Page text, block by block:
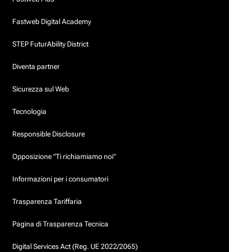
Fastweb Digital Academy
STEP FuturAbility District
Diventa partner
Sicurezza sul Web
Tecnologia
Responsible Disclosure
Opposizione "Ti richiamiamo noi"
Informazioni per i consumatori
Trasparenza Tariffaria
Pagina di Trasparenza Tecnica
Digital Services Act (Reg. UE 2022/2065)